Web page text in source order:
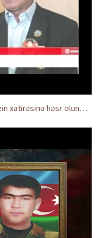
AVMVİB Naxçıvan MR təşkilatı şəhidlərimizin xatirəsinə həsr olunmuş tədbir keçirdi